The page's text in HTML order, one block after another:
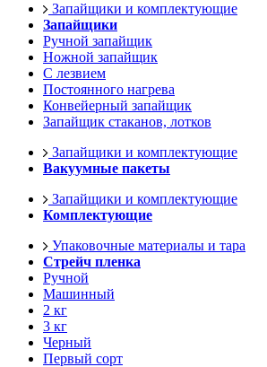
Запайщики и комплектующие
Запайщики
Ручной запайщик
Ножной запайщик
С лезвием
Постоянного нагрева
Конвейерный запайщик
Запайщик стаканов, лотков
Запайщики и комплектующие
Вакуумные пакеты
Запайщики и комплектующие
Комплектующие
Упаковочные материалы и тара
Стрейч пленка
Ручной
Машинный
2 кг
3 кг
Черный
Первый сорт